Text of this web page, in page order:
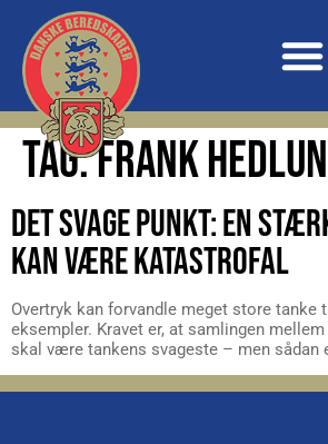
TAG:FRANK
DET SVAGE PUNKT: EN
KAN VÆRE KATASTROFAL
Overtryk kan forvandle meget store tanke
eksempler. Kravet er, at samlingen
skal være tankens svageste – men sådan